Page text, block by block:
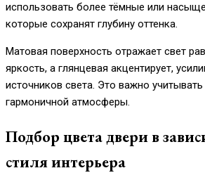
использовать более тёмные или
которые сохранят глубину оттенка.
Матовая поверхность отражает свет
яркость, а глянцевая акцентирует,
источников света. Это важно
гармоничной атмосферы.
Подбор цвета двери в
стиля интерьера